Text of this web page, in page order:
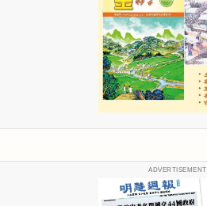
ADVERTISEMENT